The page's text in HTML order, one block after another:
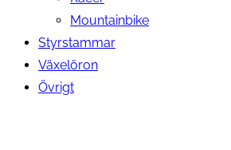
Mountainbike
Styrstammar
Växelöron
Övrigt